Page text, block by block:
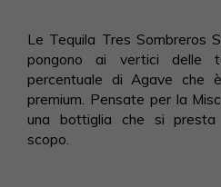
Le Tequila Tres Sombreros
pongono ai vertici delle
percentuale di Agave che
premium. Pensate per la
una bottiglia che si
scopo.